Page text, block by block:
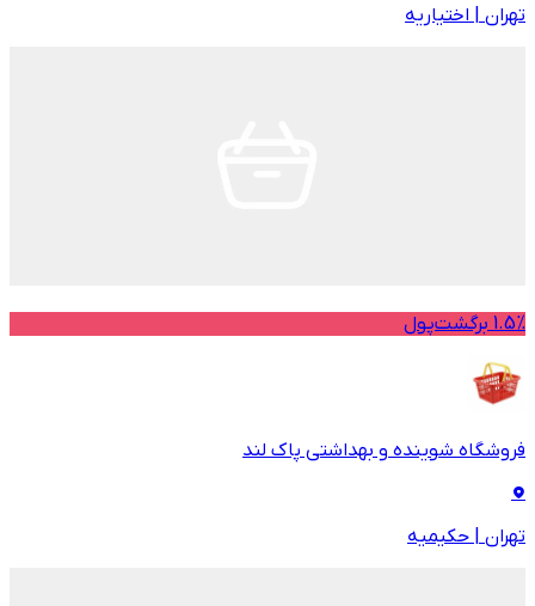
تهران | اختیاریه
1.5% برگشت‌پول
فروشگاه شوینده و بهداشتی پاک لند
تهران | حکیمیه